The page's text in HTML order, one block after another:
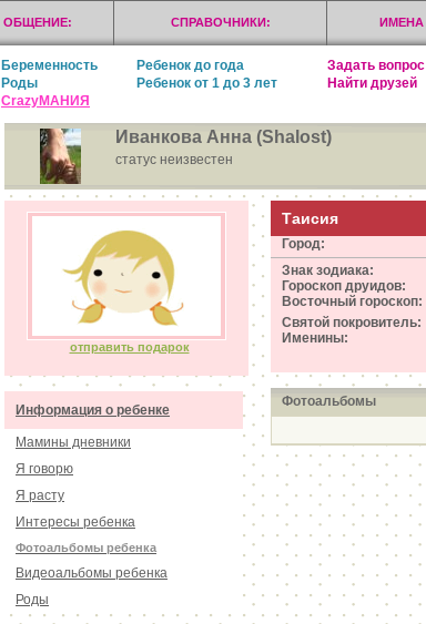
ОБЩЕНИЕ: СПРАВОЧНИКИ: ИМЕНА
Беременность Ребенок до года
Задать вопрос
Роды
Ребенок от 1 до 3 лет
Найти друзей
CrazyМАНИЯ
Иванкова Анна (Shalost)
статус неизвестен
отправить подарок
Информация о ребенке
Мамины дневники
Я говорю
Я расту
Интересы ребенка
Фотоальбомы ребенка
Видеоальбомы ребенка
Роды
Таисия
Город:
Знак зодиака:
Гороскоп друидов:
Восточный гороскоп:
Святой покровитель:
Именины:
Фотоальбомы